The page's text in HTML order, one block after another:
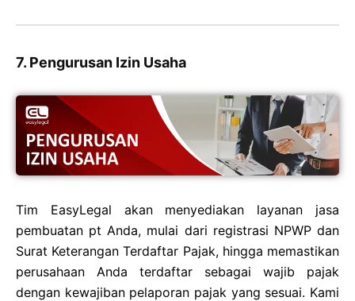
7. Pengurusan Izin Usaha
Tim EasyLegal akan menyediakan layanan jasa
pembuatan pt Anda, mulai dari registrasi NPWP dan
Surat Keterangan Terdaftar Pajak, hingga memastikan
perusahaan Anda terdaftar sebagai wajib pajak
dengan kewajiban pelaporan pajak yang sesuai. Kami